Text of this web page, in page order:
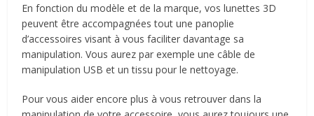
En fonction du modèle et de la marque, vos lunettes 3D
peuvent être accompagnées tout une panoplie
d’accessoires visant à vous faciliter davantage sa
manipulation. Vous aurez par exemple une câble de
manipulation USB et un tissu pour le nettoyage.
Pour vous aider encore plus à vous retrouver dans la